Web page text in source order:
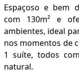
Espaçoso e bem
com 130m² e
ambientes, ideal
nos momentos de
1 suíte, todos
natural.